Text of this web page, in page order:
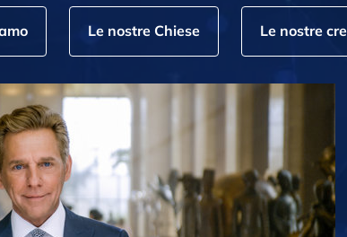
Le nostre Chiese Le nostre